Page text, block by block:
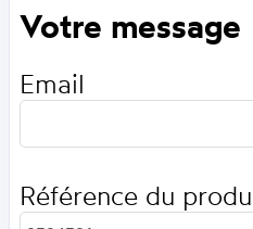
Votre message
Email
Référence du